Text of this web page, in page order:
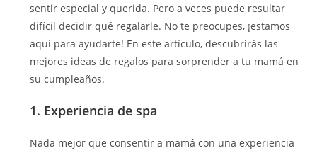
sentir especial y querida. Pero a veces puede resultar
difícil decidir qué regalarle. No te preocupes, ¡estamos
aquí para ayudarte! En este artículo, descubrirás las
mejores ideas de regalos para sorprender a tu mamá en
su cumpleaños.
1. Experiencia de spa
Nada mejor que consentir a mamá con una experiencia